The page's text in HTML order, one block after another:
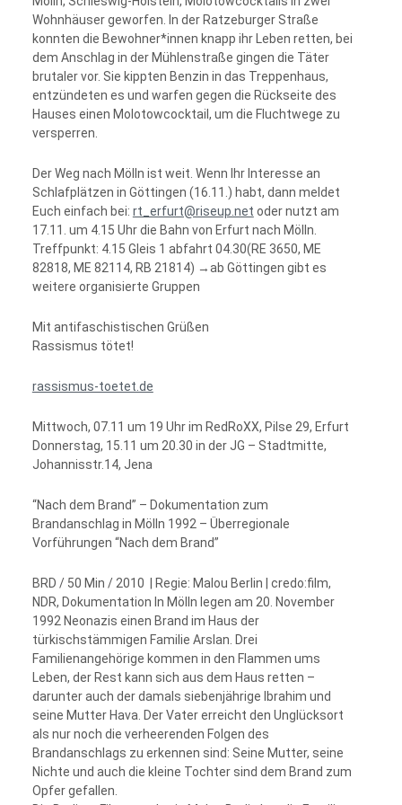
Wohnhäuser geworfen. In der Ratzeburger Straße
konnten die Bewohner*innen knapp ihr Leben retten, bei
dem Anschlag in der Mühlenstraße gingen die Täter
brutaler vor. Sie kippten Benzin in das Treppenhaus,
entzündeten es und warfen gegen die Rückseite des
Hauses einen Molotowcocktail, um die Fluchtwege zu
versperren.
Der Weg nach Mölln ist weit. Wenn Ihr Interesse an
Schlafplätzen in Göttingen (16.11.) habt, dann meldet
Euch einfach bei: rt_erfurt@riseup.net oder nutzt am
17.11. um 4.15 Uhr die Bahn von Erfurt nach Mölln.
Treffpunkt: 4.15 Gleis 1 abfahrt 04.30(RE 3650, ME
82818, ME 82114, RB 21814) →ab Göttingen gibt es
weitere organisierte Gruppen
Mit antifaschistischen Grüßen
Rassismus tötet!
rassismus-toetet.de
Mittwoch, 07.11 um 19 Uhr im RedRoXX, Pilse 29, Erfurt
Donnerstag, 15.11 um 20.30 in der JG – Stadtmitte,
Johannisstr.14, Jena
“Nach dem Brand” – Dokumentation zum
Brandanschlag in Mölln 1992 – Überregionale
Vorführungen “Nach dem Brand”
BRD / 50 Min / 2010 | Regie: Malou Berlin | credo:film,
NDR, Dokumentation In Mölln legen am 20. November
1992 Neonazis einen Brand im Haus der
türkischstämmigen Familie Arslan. Drei
Familienangehörige kommen in den Flammen ums
Leben, der Rest kann sich aus dem Haus retten –
darunter auch der damals siebenjährige Ibrahim und
seine Mutter Hava. Der Vater erreicht den Unglücksort
als nur noch die verheerenden Folgen des
Brandanschlags zu erkennen sind: Seine Mutter, seine
Nichte und auch die kleine Tochter sind dem Brand zum
Opfer gefallen.